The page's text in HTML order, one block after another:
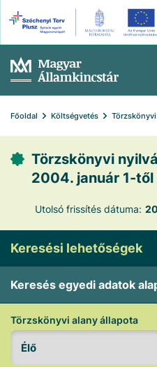
Főoldal Költségvetés
Törzskönyvi
2004. január 1-től
Utolsó frissítés dátuma:
Keresési lehetőségek
Keresés egyedi adatok
Törzskönyvi alany állapota